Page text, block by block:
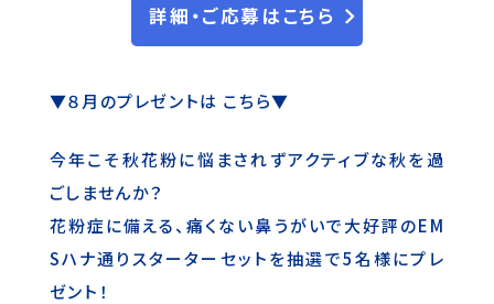
詳細・ご応募はこちら
▼８月のプレゼントは こちら▼
今年こそ秋花粉に悩まされずアクティブな秋を過
ごしませんか？
花粉症に備える、痛くない鼻うがいで大好評のEM
Sハナ通りスターターセットを抽選で5名様にプレ
ゼント！